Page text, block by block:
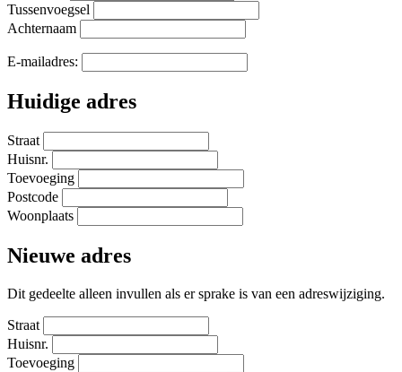
Tussenvoegsel
Achternaam
E-mailadres:
Huidige adres
Straat
Huisnr.
Toevoeging
Postcode
Woonplaats
Nieuwe adres
Dit gedeelte alleen invullen als er sprake is van een adreswijziging.
Straat
Huisnr.
Toevoeging